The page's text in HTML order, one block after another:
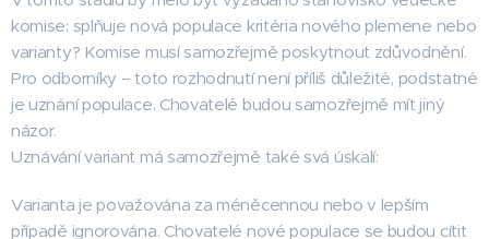
komise: splňuje nová populace kritéria nového plemene nebo
varianty? Komise musí samozřejmě poskytnout zdůvodnění.
Pro odborníky – toto rozhodnutí není příliš důležité, podstatné
je uznání populace. Chovatelé budou samozřejmě mít jiný
názor.
Uznávání variant má samozřejmě také svá úskalí:
Varianta je považována za méněcennou nebo v lepším
případě ignorována. Chovatelé nové populace se budou cítit